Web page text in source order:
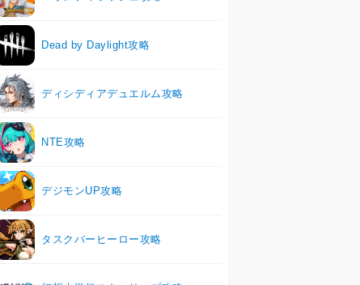
Dead by Daylight攻略
ディシディアデュエルム攻略
NTE攻略
デジモンUP攻略
タスクバーヒーロー攻略